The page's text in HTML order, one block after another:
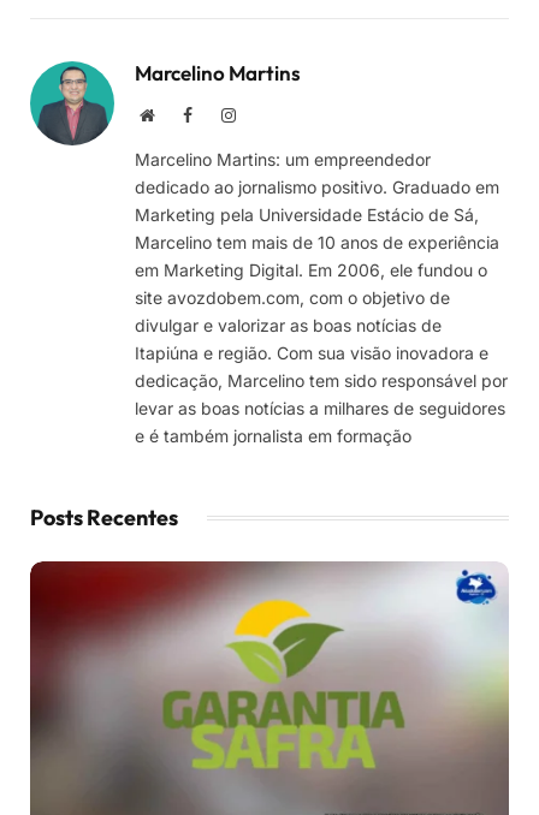
Marcelino Martins
Site FacebookInstagram
Marcelino Martins: um empreendedor
dedicado ao jornalismo positivo. Graduado em
Marketing pela Universidade Estácio de Sá,
Marcelino tem mais de 10 anos de experiência
em Marketing Digital. Em 2006, ele fundou o
site avozdobem.com, com o objetivo de
divulgar e valorizar as boas notícias de
Itapiúna e região. Com sua visão inovadora e
dedicação, Marcelino tem sido responsável por
levar as boas notícias a milhares de seguidores
e é também jornalista em formação
Posts Recentes